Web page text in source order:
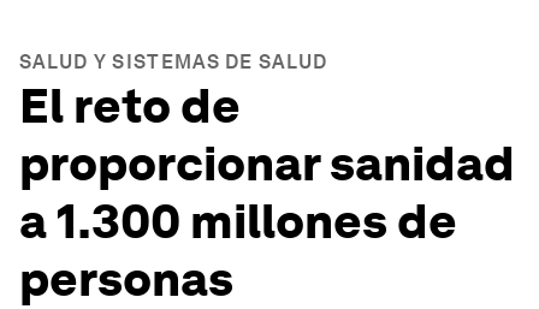
SALUD Y SISTEMAS DE SALUD
El reto de
proporcionar sanidad
a 1.300 millones de
personas